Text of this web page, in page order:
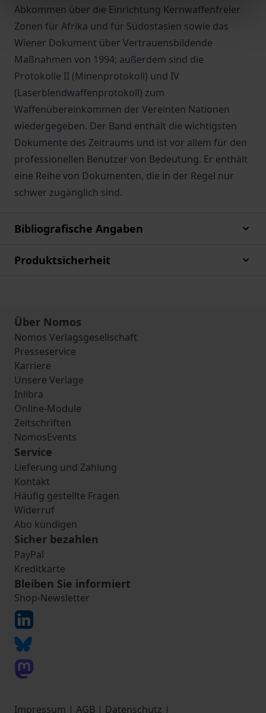
Abkommen über die Einrichtung Kernwaffenfreier
Zonen für Afrika und für Südostasien sowie das
Wiener Dokument über Vertrauensbildende
Maßnahmen von 1994; außerdem sind die
Protokolle II (Minenprotokoll) und IV
(Laserblendwaffenprotokoll) zum
Waffenübereinkommen der Vereinten Nationen
wiedergegeben. Der Band enthält die wichtigsten
Dokumente des Zeitraums und ist vor allem für den
professionellen Benutzer von Bedeutung. Er enthält
eine Reihe von Dokumenten, die in der Regel nur
schwer zugänglich sind.
Bibliografische Angaben
Produktsicherheit
Über Nomos
Nomos Verlagsgesellschaft
Presseservice
Karriere
Unsere Verlage
Inlibra
Online-Module
Zeitschriften
NomosEvents
Service
Lieferung und Zahlung
Kontakt
Häufig gestellte Fragen
Widerruf
Abo kündigen
Sicher bezahlen
PayPal
Kreditkarte
Bleiben Sie informiert
Shop-Newsletter
Impressum | AGB | Datenschutz |